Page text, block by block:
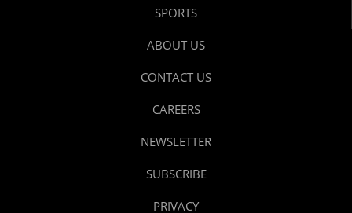
SPORTS
ABOUT US
CONTACT US
CAREERS
NEWSLETTER
SUBSCRIBE
PRIVACY